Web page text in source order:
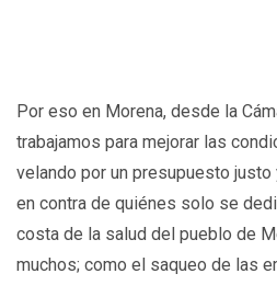
Por eso en Morena, desde la
trabajamos para mejorar las
velando por un presupuesto
en contra de quiénes solo se
costa de la salud del pueblo de
muchos; como el saqueo de las